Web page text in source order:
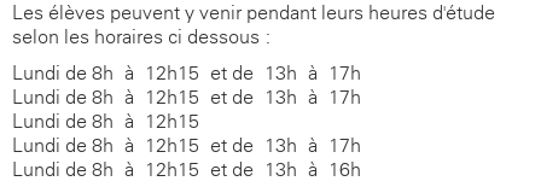
Les élèves peuvent y venir pendant leurs heures d'étude
selon les horaires ci-dessous :
Lundi de 8h à 12h15 et de 13h à 17h
Lundi de 8h à 12h15 et de 13h à 17h
Lundi de 8h à 12h15
Lundi de 8h à 12h15 et de 13h à 17h
Lundi de 8h à 12h15 et de 13h à 16h